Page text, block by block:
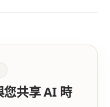
您共享 AI 時